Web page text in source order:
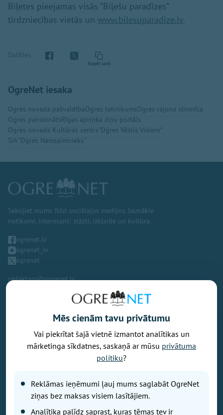
Biļetes pieejamas visās “Biļešu paradīzes”
tirdzniecības vietās un www.bilesuparadize.lv.
Dalīties
Kopēt saiti
OgreNet iesaka
Ogres novada pašvaldībaOgres tehnikumsOgres rajona slimnīca
Ogres pansionātsRīgas apriņķa ziņu portāls
Ogres novada Kultūras centrs"Ogres Vēstis Visiem"
SIA "Ogres Namsaimnieks"
Sekojiet mums līdzi sociālajos medijos. Jaunākie
notikumi, interesanti stāsti, izklaide un kultūra.
ogrenet.lv
ogrenet_lv
ogrenet
redaktors@ogrenet.lv
Vēlaties izteikt savu viedokli par portālu? Pamanījāt kļūdu? Ir
problēma, ko vēlaties apspriest publiski? Vēlaties iesūtīt rakstu par
Jums aktuālu tēmu? Varbūt Jums vajadzīgs padoms? Rakstiet uz
Izdevējs: SIA "Ogres Balss".
Mēs cienām tavu privātumu
Vai piekrītat šajā vietnē izmantot analītikas un
mārketinga sīkdatnes, saskaņā ar mūsu privātuma
politiku?
Reklāmas ieņēmumi ļauj mums saglabāt OgreNet
ziņas bez maksas visiem lasītājiem.
Analītika palīdz saprast, kuras tēmas tev ir